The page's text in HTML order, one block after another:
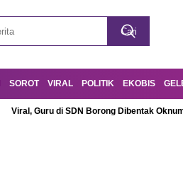
SOROT VIRAL POLITIK EKOBIS
Viral, Guru di SDN Borong Dibentak